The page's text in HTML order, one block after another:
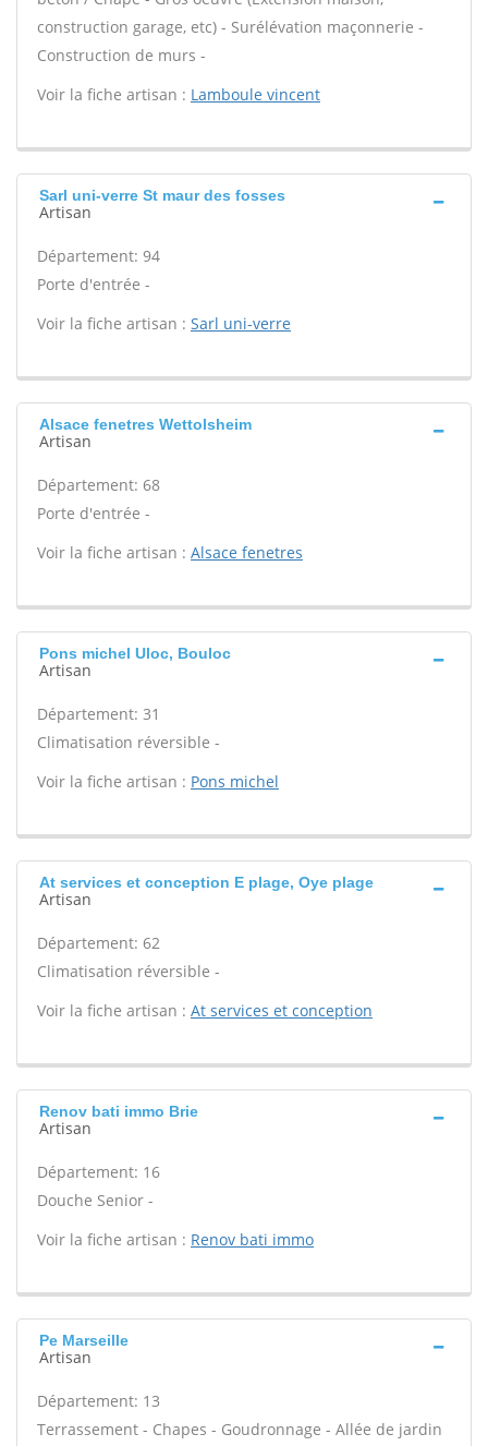
construction garage, etc) - Surélévation maçonnerie -
Construction de murs -
Voir la fiche artisan : Lamboule vincent
Sarl uni-verre St maur des fosses
Artisan
Département: 94
Porte d'entrée -
Voir la fiche artisan : Sarl uni-verre
Alsace fenetres Wettolsheim
Artisan
Département: 68
Porte d'entrée -
Voir la fiche artisan : Alsace fenetres
Pons michel Uloc, Bouloc
Artisan
Département: 31
Climatisation réversible -
Voir la fiche artisan : Pons michel
At services et conception E plage, Oye plage
Artisan
Département: 62
Climatisation réversible -
Voir la fiche artisan : At services et conception
Renov bati immo Brie
Artisan
Département: 16
Douche Senior -
Voir la fiche artisan : Renov bati immo
Pe Marseille
Artisan
Département: 13
Terrassement - Chapes - Goudronnage - Allée de jardin